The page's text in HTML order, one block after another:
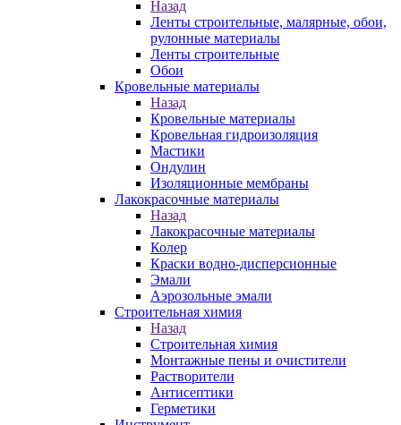
Назад
Ленты строительные, малярные, обои,
рулонные материалы
Ленты строительные
Обои
Кровельные материалы
Назад
Кровельные материалы
Кровельная гидроизоляция
Мастики
Ондулин
Изоляционные мембраны
Лакокрасочные материалы
Назад
Лакокрасочные материалы
Колер
Краски водно-дисперсионные
Эмали
Аэрозольные эмали
Строительная химия
Назад
Строительная химия
Монтажные пены и очистители
Растворители
Антисептики
Герметики